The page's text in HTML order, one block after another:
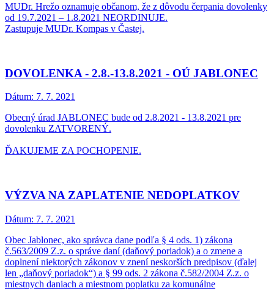
MUDr. Hrežo oznamuje občanom, že z dôvodu čerpania dovolenky
od 19.7.2021 – 1.8.2021 NEORDINUJE.
Zastupuje MUDr. Kompas v Častej.
DOVOLENKA - 2.8.-13.8.2021 - OÚ JABLONEC
Dátum: 7. 7. 2021
Obecný úrad JABLONEC bude od 2.8.2021 - 13.8.2021 pre
dovolenku ZATVORENÝ.
ĎAKUJEME ZA POCHOPENIE.
VÝZVA NA ZAPLATENIE NEDOPLATKOV
Dátum: 7. 7. 2021
Obec Jablonec, ako správca dane podľa § 4 ods. 1) zákona
č.563/2009 Z.z. o správe daní (daňový poriadok) a o zmene a
doplnení niektorých zákonov v znení neskorších predpisov (ďalej
len „daňový poriadok“) a § 99 ods. 2 zákona č.582/2004 Z.z. o
miestnych daniach a miestnom poplatku za komunálne